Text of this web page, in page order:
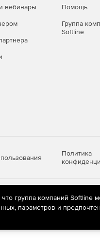
вебинары Помощь
Группа
Softline
Политика
технологии
находящихся на
группа компаний Softline
параметров и